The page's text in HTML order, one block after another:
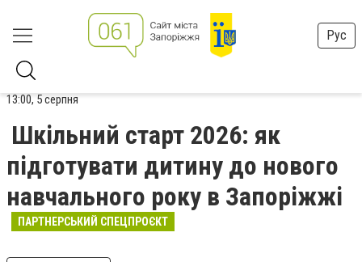
Рус
13:00, 5 серпня
Шкільний старт 2026: як
підготувати дитину до нового
навчального року в Запоріжжі
ПАРТНЕРСЬКИЙ СПЕЦПРОЄКТ